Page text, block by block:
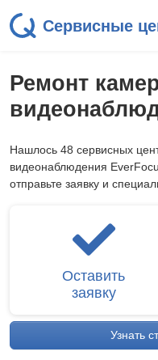
Сервисные
Ремонт
Нашлось 48 сервисных
видеонаблюдения
отправьте заявку и
Оставить
заявку
Узнать